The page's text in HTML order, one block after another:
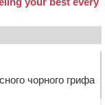
чорного грифа